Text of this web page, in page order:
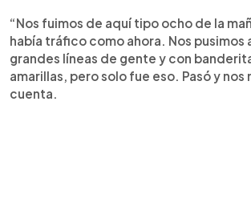
“Nos fuimos de aquí tipo ocho de la
había tráfico como ahora. Nos pusimos
grandes líneas de gente y con
amarillas, pero solo fue eso. Pasó y nos
cuenta.